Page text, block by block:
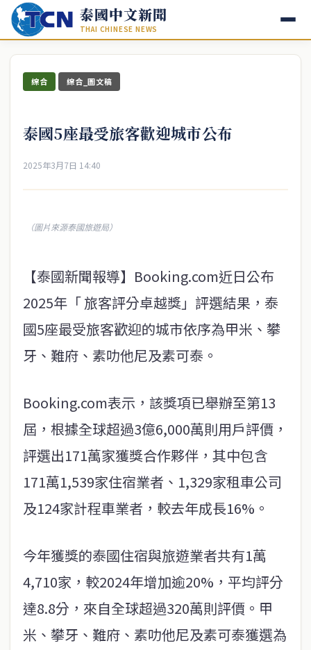
泰國中文新聞
THAI CHINESE NEWS
綜合 綜合_圖文稿
泰國5座最受旅客歡迎城市公布
2025年3月7日 14:40
（圖片來源泰國旅遊局）
【泰國新聞報導】Booking.com近日公布
2025年「 旅客評分卓越獎」評選結果，泰
國5座最受旅客歡迎的城市依序為甲米、攀
牙、難府、素叻他尼及素可泰。
Booking.com表示，該獎項已舉辦至第13
屆，根據全球超過3億6,000萬則用戶評價，
評選出171萬家獲獎合作夥伴，其中包含
171萬1,539家住宿業者、1,329家租車公司
及124家計程車業者，較去年成長16%。
今年獲獎的泰國住宿與旅遊業者共有1萬
4,710家，較2024年增加逾20%，平均評分
達8.8分，來自全球超過320萬則評價。甲
米、攀牙、難府、素叻他尼及素可泰獲選為